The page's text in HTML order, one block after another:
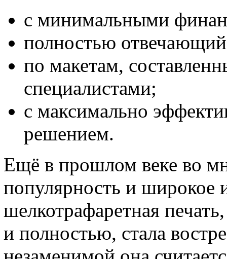
с минимальными
полностью
по макетам,
специалистами;
с максимально
решением.
Ещё в прошлом веке во
популярность и широкое
шелкотрафаретная
и полностью, стала